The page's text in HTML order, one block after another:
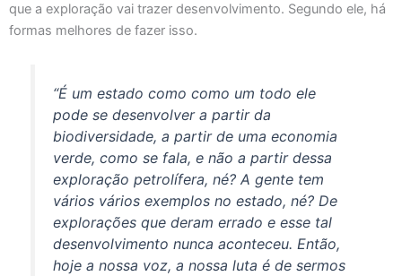
que a exploração vai trazer desenvolvimento. Segundo ele, há
formas melhores de fazer isso.
“É um estado como como um todo ele
pode se desenvolver a partir da
biodiversidade, a partir de uma economia
verde, como se fala, e não a partir dessa
exploração petrolífera, né? A gente tem
vários vários exemplos no estado, né? De
explorações que deram errado e esse tal
desenvolvimento nunca aconteceu. Então,
hoje a nossa voz, a nossa luta é de sermos